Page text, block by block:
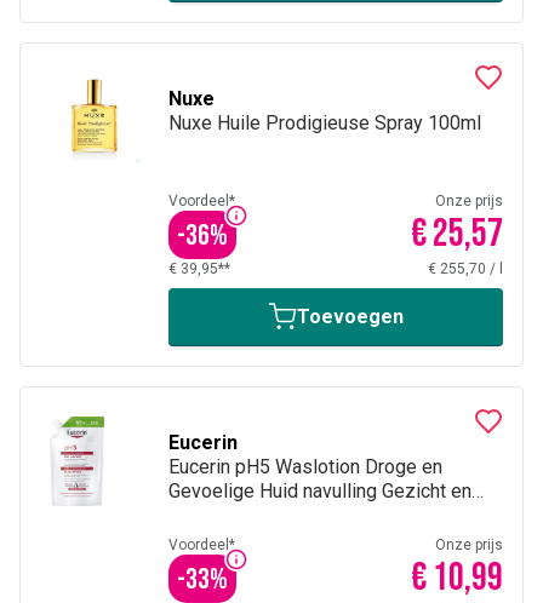
Nuxe
Nuxe Huile Prodigieuse Spray 100ml
Voordeel*
-36%
Onze prijs
€ 25,57
€ 39,95** € 255,70 /
Toevoegen
Eucerin
Eucerin pH5 Waslotion Droge en
Gevoelige Huid navulling Gezicht en
Voordeel*
-33%
Onze prijs
€ 10,99